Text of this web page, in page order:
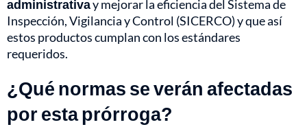
administrativay mejorar la eficiencia del Sistema de
Inspección, Vigilancia y Control (SICERCO) y que así
estos productos cumplan con los estándares
requeridos.
¿Qué normas se verán afectadas
por esta prórroga?